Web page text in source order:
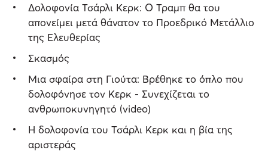
Δολοφονία Τσάρλι Κερκ: Ο Τραμπ θα του
απονείμει μετά θάνατον το Προεδρικό Μετάλλιο
της Ελευθερίας
Σκασμός
Μια σφαίρα στη Γιούτα: Βρέθηκε το όπλο που
δολοφόνησε τον Κερκ - Συνεχίζεται το
ανθρωποκυνηγητό (video)
Η δολοφονία του Τσάρλι Κερκ και η βία της
αριστεράς